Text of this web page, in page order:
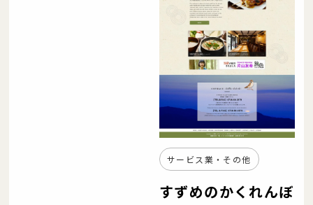
サービス業・その他
すずめのかくれんぼ